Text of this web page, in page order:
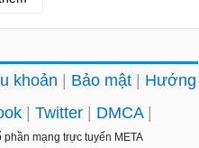
khoản Bảo mật
Hướng
Twitter DMCA
mạng trực tuyến META